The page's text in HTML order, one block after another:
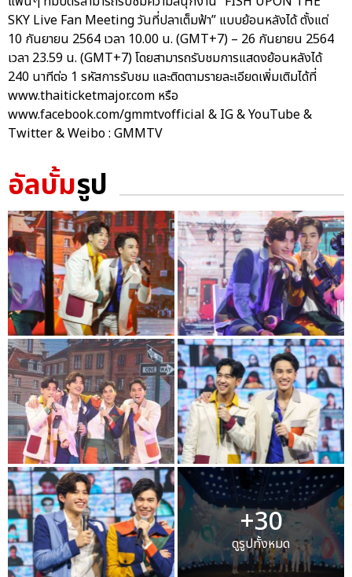
SKY Live Fan Meeting วันที่ปลาเต็มฟ้า” แบบย้อนหลังได้ ตั้งแต่
10 กันยายน 2564 เวลา 10.00 น. (GMT+7) – 26 กันยายน 2564
เวลา 23.59 น. (GMT+7) โดยสามารถรับชมการแสดงย้อนหลังได้
240 นาทีต่อ 1 รหัสการรับชม และติดตามรายละเอียดเพิ่มเติมได้ที่
www.thaiticketmajor.com หรือ
www.facebook.com/gmmtvofficial & IG & YouTube &
Twitter & Weibo : GMMTV
อัลบั้มรูป
+30
ดูรูปทั้งหมด